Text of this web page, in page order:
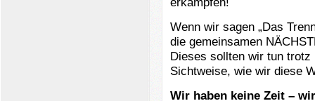
Wenn wir sagen „Das
die gemeinsamen
Dieses sollten wir tun
Sichtweise, wie wir diese
Wir haben keine Zeit –